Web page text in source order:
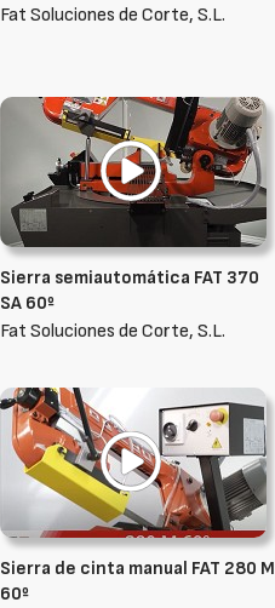
Fat Soluciones de Corte, S.L.
Sierra semiautomática FAT 370
SA 60º
Fat Soluciones de Corte, S.L.
Sierra de cinta manual FAT 280 M
60º